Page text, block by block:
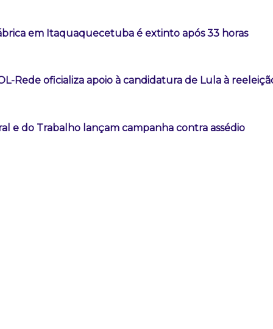
em Itaquaquecetuba é extinto após 33 horas
Rede oficializa apoio à candidatura de Lula à
e do Trabalho lançam campanha contra assédio